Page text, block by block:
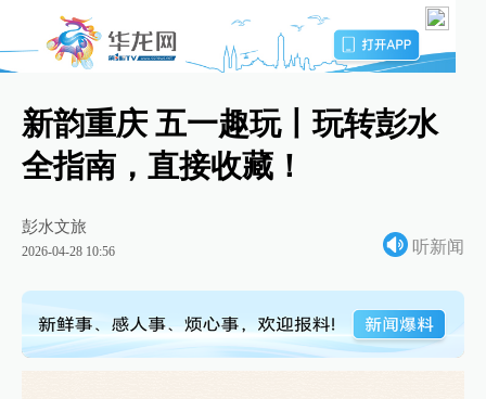
新韵重庆 五一趣玩丨玩转彭水
全指南，直接收藏！
彭水文旅
2026-04-28 10:56 听新闻